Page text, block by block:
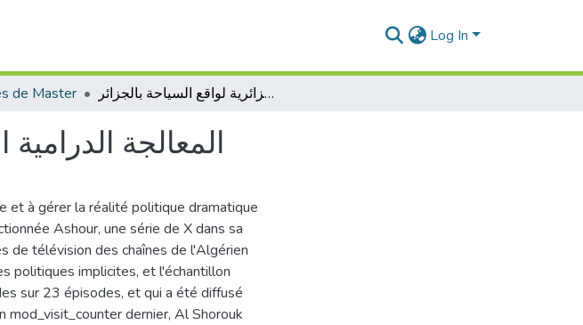
Log In
de Master المعالجة الدرامية التلفزيونية الجزائرية لواقع السياحة بالجزائر
المعالجة الدرامية
et à gérer la réalité politique dramatique
Ashour, une série de X dans sa
de télévision des chaînes de l'Algérien
politiques implicites, et l'échantillon
sur 23 épisodes, et qui a été diffusé
mod_visit_counter dernier, Al Shorouk